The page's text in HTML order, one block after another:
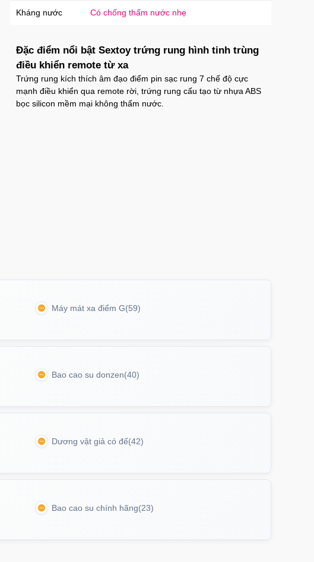
Kháng nước Có chống thấm nước nhẹ
Đặc điểm nổi bật Sextoy trứng rung hình tinh trùng
điều khiển remote từ xa
Trứng rung kích thích âm đạo điểm pin sạc rung 7 chế độ cực
mạnh điều khiển qua remote rời, trứng rung cấu tạo từ nhựa ABS
bọc silicon mềm mại không thấm nước.
Máy mát xa điểm G(59)
Bao cao su donzen(40)
Dương vật giả có đế(42)
Bao cao su chính hãng(23)